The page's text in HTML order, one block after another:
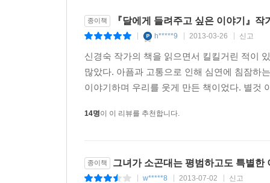
이력서를 고쳐쓸 때, 나 혼자구나 생각되거나
여기까지. 인가 싶은 체념이 당신의 한순간에
좋겠다._‘작가의 말’에서
더운 손끝의 작가 신경숙이 들려주는 당신의 이
어떤 일상도 새로운 감동이 될 수 있다. 당신의 한
일상의 순간들에 스며들어 그리움이 되고 사랑이
작가 신경숙이 들려주는 명랑하고 상큼한 유머,
종이책 『달에게 들려주고 싶은 이야기』
h*****9 2013-03-26 신고
신경숙 작가의 책을 읽으면서 킬킬거린 적이
많았다. 아픔과 고통으로 인해 심연에 침잠하
이야기하며 우리를 웃게 만든 책이었다. 별것
14명이 이 리뷰를 추천합니다.
종이책 그녀가 소곤대는 평범하고도 특별한
w*****8 2013-07-02 신고